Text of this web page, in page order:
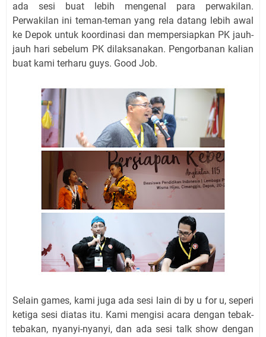
ada sesi buat lebih mengenal para perwakilan.
Perwakilan ini teman-teman yang rela datang lebih awal
ke Depok untuk koordinasi dan mempersiapkan PK jauh-
jauh hari sebelum PK dilaksanakan. Pengorbanan kalian
buat kami terharu guys. Good Job.
Selain games, kami juga ada sesi lain di by u for u, seperi
ketiga sesi diatas itu. Kami mengisi acara dengan tebak-
tebakan, nyanyi-nyanyi, dan ada sesi talk show dengan